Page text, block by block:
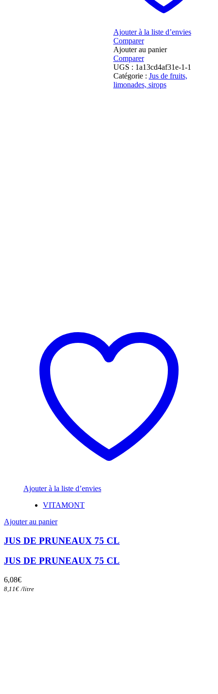
Ajouter à la liste d’envies
Comparer
Ajouter au panier
Comparer
UGS : 1a13cd4af31e-1-1
Catégorie : Jus de fruits,
limonades, sirops
Ajouter à la liste d’envies
VITAMONT
Ajouter au panier
JUS DE PRUNEAUX 75 CL
JUS DE PRUNEAUX 75 CL
6,08€
8,11€ /litre